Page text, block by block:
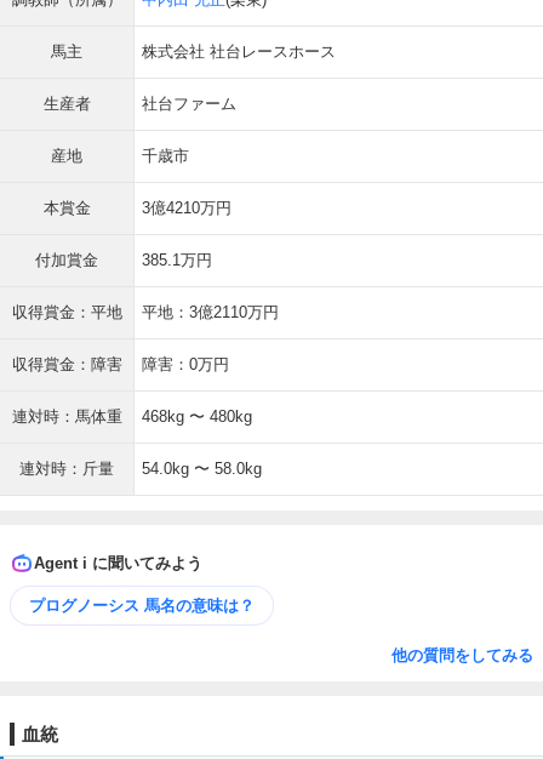
馬主 株式会社 社台レースホース
生産者 社台ファーム
産地 千歳市
本賞金 3億4210万円
付加賞金 385.1万円
収得賞金：平地 平地：3億2110万円
収得賞金：障害 障害：0万円
連対時：馬体重 468kg 〜 480kg
連対時：斤量 54.0kg 〜 58.0kg
Agent i に聞いてみよう
プログノーシス 馬名の意味は？
他の質問をしてみる
血統